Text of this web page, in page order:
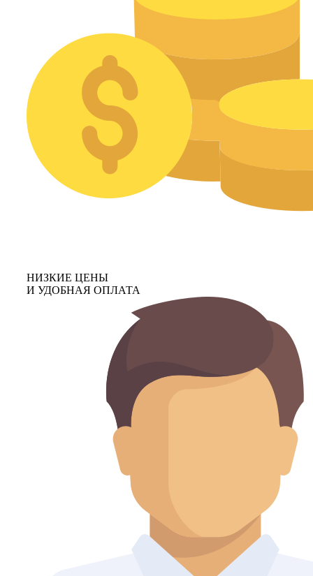
НИЗКИЕ ЦЕНЫ
И УДОБНАЯ ОПЛАТА